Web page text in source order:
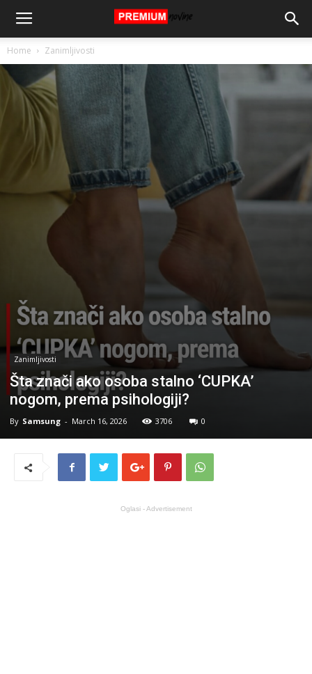
Home Zanimljivosti
Zanimljivosti
Šta znači ako osoba stalno ‘CUPKA’
nogom, prema psihologiji?
By Samsung - March 16, 2026 3706 0
Oglasi - Advertisement